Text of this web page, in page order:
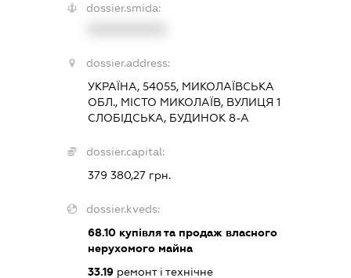
dossier.smida:
dossier.address:
УКРАЇНА, 54055, МИКОЛАЇВСЬКА
ОБЛ., МІСТО МИКОЛАЇВ, ВУЛИЦЯ 1
СЛОБІДСЬКА, БУДИНОК 8-А
dossier.capital:
379 380,27 грн.
dossier.kveds:
68.10купівля та продаж власного
нерухомого майна
33.19ремонт і технічне